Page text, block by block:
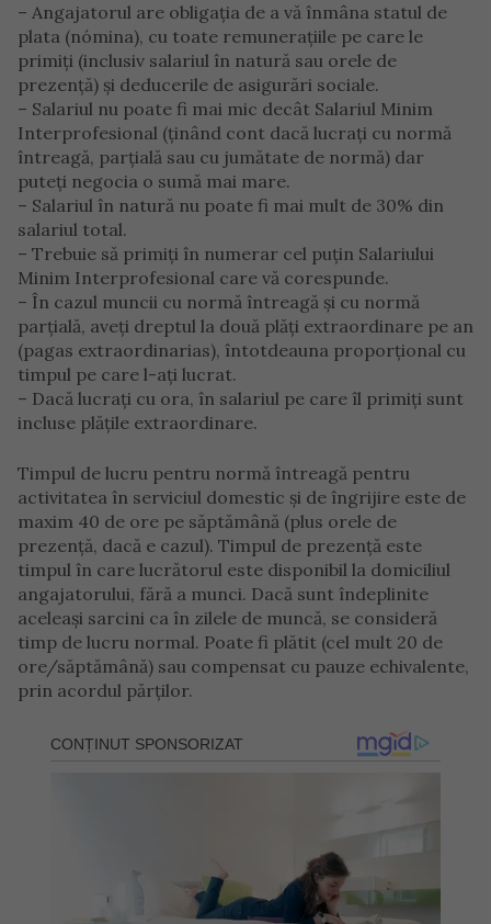
– Angajatorul are obligația de a vă înmâna statul de
plata (nómina), cu toate remunerațiile pe care le
primiți (inclusiv salariul în natură sau orele de
prezență) și deducerile de asigurări sociale.
– Salariul nu poate fi mai mic decât Salariul Minim
Interprofesional (ținând cont dacă lucrați cu normă
întreagă, parțială sau cu jumătate de normă) dar
puteți negocia o sumă mai mare.
– Salariul în natură nu poate fi mai mult de 30% din
salariul total.
– Trebuie să primiți în numerar cel puțin Salariului
Minim Interprofesional care vă corespunde.
– În cazul muncii cu normă întreagă și cu normă
parțială, aveți dreptul la două plăți extraordinare pe an
(pagas extraordinarias), întotdeauna proporțional cu
timpul pe care l-ați lucrat.
– Dacă lucrați cu ora, în salariul pe care îl primiți sunt
incluse plățile extraordinare.
Timpul de lucru pentru normă întreagă pentru
activitatea în serviciul domestic și de îngrijire este de
maxim 40 de ore pe săptămână (plus orele de
prezență, dacă e cazul). Timpul de prezență este
timpul în care lucrătorul este disponibil la domiciliul
angajatorului, fără a munci. Dacă sunt îndeplinite
aceleași sarcini ca în zilele de muncă, se consideră
timp de lucru normal. Poate fi plătit (cel mult 20 de
ore/săptămână) sau compensat cu pauze echivalente,
prin acordul părților.